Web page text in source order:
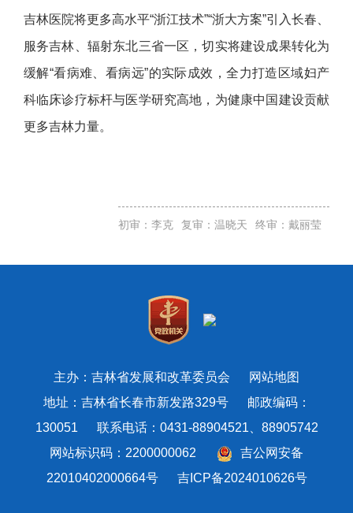
吉林医院将更多高水平“浙江技术”“浙大方案”引入长春、
服务吉林、辐射东北三省一区，切实将建设成果转化为
缓解“看病难、看病远”的实际成效，全力打造区域妇产
科临床诊疗标杆与医学研究高地，为健康中国建设贡献
更多吉林力量。
初审：李克 复审：温晓天 终审：戴丽莹
主办：吉林省发展和改革委员会
网站地图
地址：吉林省长春市新发路329号 邮政编码：
130051 联系电话：0431-88904521、88905742
网站标识码：2200000062
吉公网安备
22010402000664号
吉ICP备2024010626号